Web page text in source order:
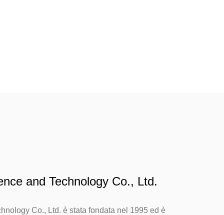
and Technology Co., Ltd.
Co., Ltd. è stata fondata nel 1995 ed è